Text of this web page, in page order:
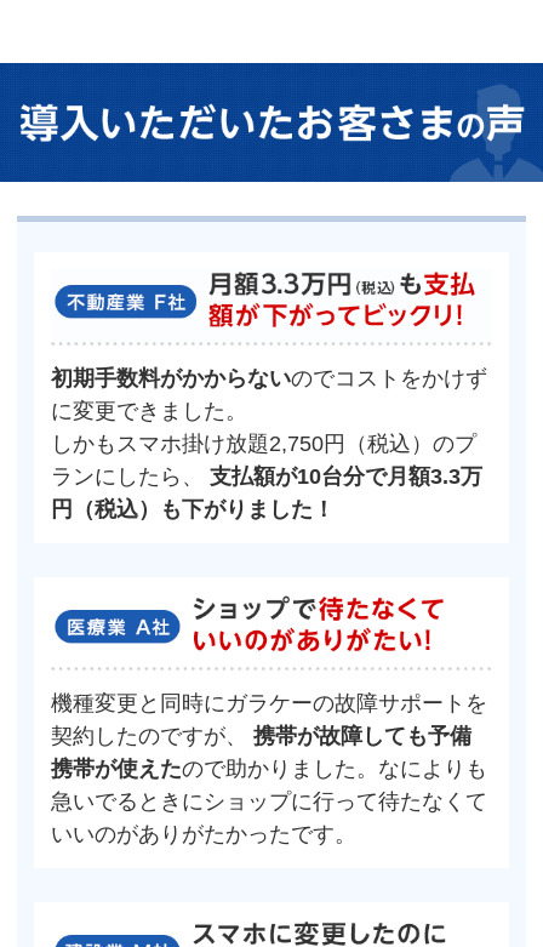
初期手数料がかからないのでコストをかけず
に変更できました。
しかもスマホ掛け放題2,750円（税込）のプ
ランにしたら、 支払額が10台分で月額3.3万
円（税込）も下がりました！
機種変更と同時にガラケーの故障サポートを
契約したのですが、 携帯が故障しても予備
携帯が使えたので助かりました。なによりも
急いでるときにショップに行って待たなくて
いいのがありがたかったです。